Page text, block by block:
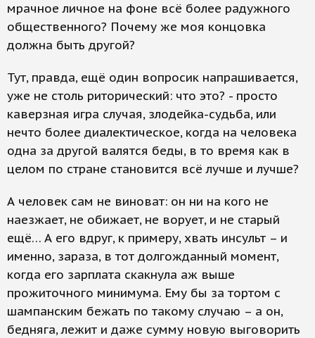
мрачное личное на фоне всё более радужного
общественного? Почему же моя концовка
должна быть другой?
Тут, правда, ещё один вопросик напрашивается,
уже не столь риторический: что это? - просто
каверзная игра случая, злодейка-судьба, или
нечто более диалектическое, когда на человека
одна за другой валятся беды, в то время как в
целом по стране становится всё лучше и лучше?
А человек сам не виноват: он ни на кого не
наезжает, не обижает, не ворует, и не старый
ещё… А его вдруг, к примеру, хвать инсульт – и
именно, зараза, в тот долгожданный момент,
когда его зарплата скакнула аж выше
прожиточного минимума. Ему бы за тортом с
шампанским бежать по такому случаю – а он,
бедняга, лежит и даже сумму новую выговорить